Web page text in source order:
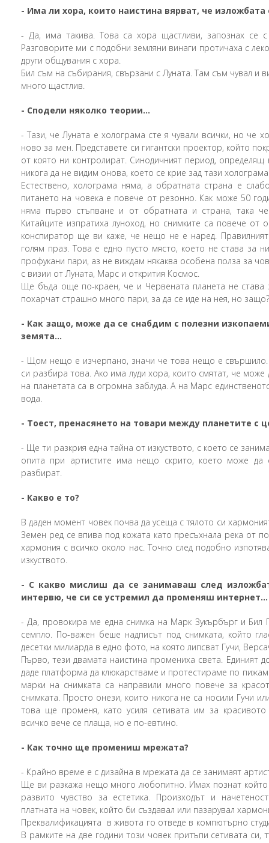
- Има ли хора, които наистина вярват, че изложбата
- Да, има такива. Това са хора щастливи, запознах се
Разговорите ми с подобни земляни винаги протичаха с
други общувания с хора.
Бил съм на събирания, свързани с Луната. Там съм чувал и
много щастлив.
- Сподели няколко теории...
- Тази, че Луната е холограма сте я чували всички, но че
ново за мен. Представете си гигантски проектор, който
от която ни контролират. Синодичният период,
никога да не видим онова, което се крие зад тази
Естествено, холограма няма, а обратната страна е
питането на човека е повече от резонно. Как може 50
няма първо стъпване и от обратната и страна, така
Китайците изпратиха луноход, но снимките са повече от
конспиратор ще ви каже, че нещо не е наред.
голям праз. Това е едно пусто място, което не става за
профукани пари, аз не виждам някаква особена полза за
с визии от Луната, Марс и открития Космос.
Ще бъда още по-краен, че и Червената планета не
похарчат страшно много пари, за да се иде на нея, но
- Как защо, може да се снабдим с полезни
земята...
- Щом нещо е изчерпано, значи че това нещо е свършило.
си разбира това. Ако има луди хора, които смятат, че
на планетата са в огромна заблуда. А на Марс
вода.
- Тоест, пренасянето на товари между планетите с
- Ще ти разкрия една тайна от изкуството, с което се
опита при артистите има нещо скрито, което може да
разбират.
- Какво е то?
В даден момент човек почва да усеща с тялото си
Земен ред се впива под кожата като пресъхнала река от
хармония с всичко около нас. Точно след подобно
изкуството.
- С какво мислиш да се занимаваш след
интервю, че си се устремил да променяш интернет...
- Да, провокира ме една снимка на Марк Зукърбърг и Бил
семпло. По-важен беше надписът под снимката, който
десетки милиарда в едно фото, на която липсват Гучи,
Първо, тези двамата наистина промениха света. Единият
даде платформа да клюкарстваме и протестираме по
марки на снимката са направили много повече за
снимката. Просто онези, които никога не са носили Гучи
това ще променя, като усиля сетивата им за
всичко вече се плаща, но е по-евтино.
- Как точно ще промениш мрежата?
- Крайно време е с дизайна в мрежата да се занимаят
Ще ви разкажа нещо много любопитно. Имах познат
развито чувство за естетика. Произходът и
платната на човек, който би създавал или пазарувал
Преквалификацията в живота го отведе в компютърно
В рамките на две години този човек притъпи сетивата си,